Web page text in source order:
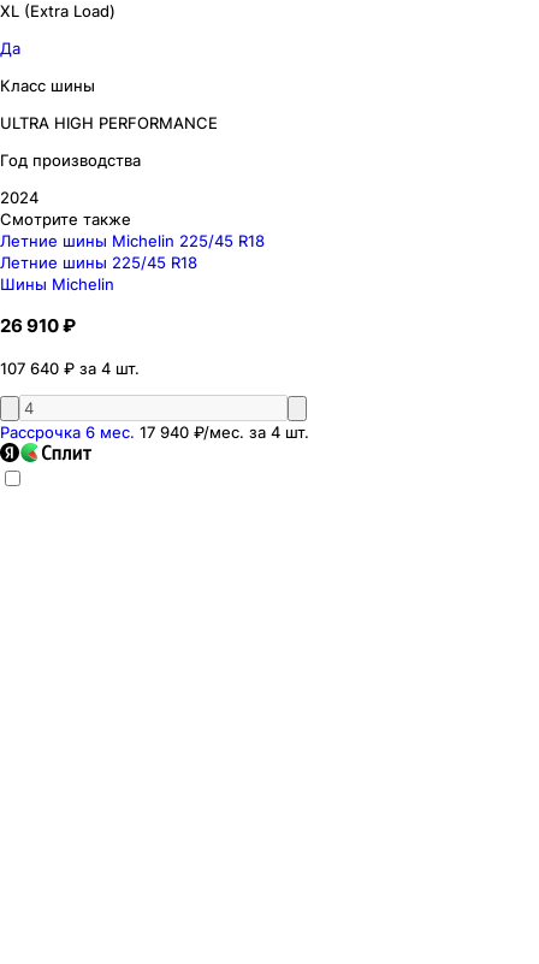
XL (Extra Load)
Да
Класс шины
ULTRA HIGH PERFORMANCE
Год производства
2024
Смотрите также
Летние шины Michelin 225/45 R18
Летние шины 225/45 R18
Шины Michelin
26 910 ₽
107 640 ₽ за 4 шт.
Рассрочка 6 мес. 17 940 ₽/мес. за 4 шт.